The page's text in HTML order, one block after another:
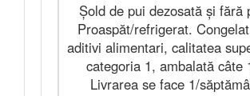
Șold de pui dezosată și fără
Proaspăt/refrigerat.
aditivi alimentari, calitatea
categoria 1, ambalată câte
Livrarea se face 1/